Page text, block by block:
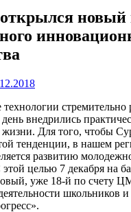
новый
стремительно
внедрились
жизни. Для того, чтобы
тенденции, в нашем
развитию
этой целью 7 декабря
уже 18-й по счету
школьников